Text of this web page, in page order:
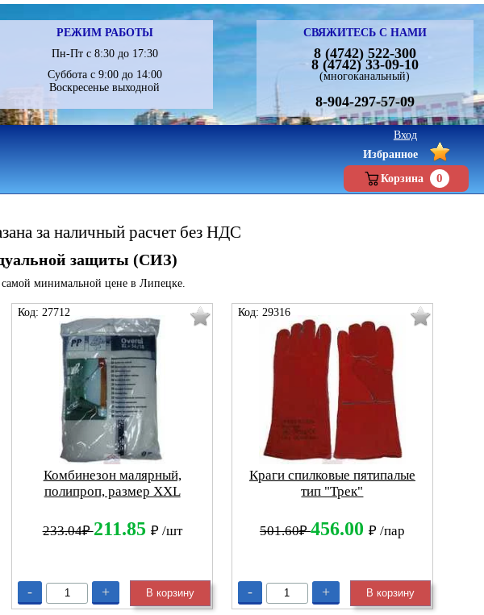
СВЯЖИТЕСЬ С НАМИ
8 (4742) 522-300
8 (4742) 33-09-10
(многоканальный)
8-904-297-57-09
РЕЖИМ РАБОТЫ
Пн-Пт с 8:30 до 17:30
Суббота с 9:00 до 14:00
Воскресенье выходной
Избранное
Корзина
0
Вход
за наличный расчет без НДС
защиты (СИЗ)
самой минимальной цене в Липецке.
Код: 27712
Комбинезон малярный,
полипроп, размер XХL
233.04₽211.85 ₽ /шт
- + В корзину
Код: 29316
Краги спилковые пятипалые
тип "Трек"
501.60₽456.00 ₽ /пар
- + В корзину